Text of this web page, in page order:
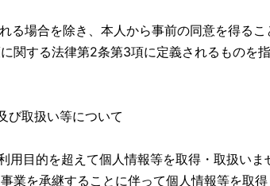
場合を除き、本人から事前の同意を得るこ
関する法律第2条第3項に定義されるものを
取扱い等について
用目的を超えて個人情報等を取得・取扱いま
業を承継することに伴って個人情報等を取